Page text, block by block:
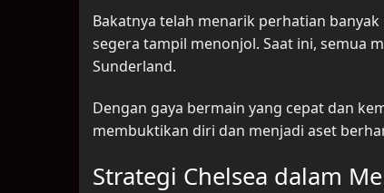
Bakatnya telah menarik perhatian
segera tampil menonjol. Saat ini, semua
Sunderland.
Dengan gaya bermain yang cepat dan
membuktikan diri dan menjadi aset
Strategi Chelsea dalam